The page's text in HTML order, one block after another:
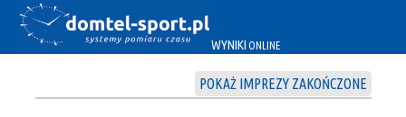
WYNIKI ONLINE
POKAŻ IMPREZY ZAKOŃCZONE